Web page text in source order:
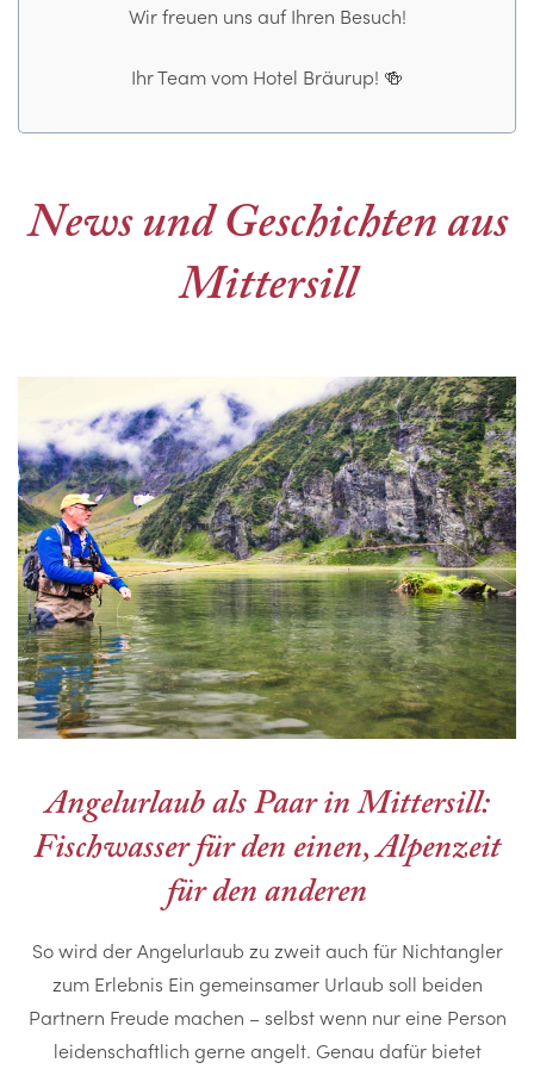
Wir freuen uns auf Ihren Besuch!
Ihr Team vom Hotel Bräurup! 🍻
News und Geschichten aus
Mittersill
Angelurlaub als Paar in Mittersill:
Fischwasser für den einen, Alpenzeit
für den anderen
So wird der Angelurlaub zu zweit auch für Nichtangler
zum Erlebnis Ein gemeinsamer Urlaub soll beiden
Partnern Freude machen – selbst wenn nur eine Person
leidenschaftlich gerne angelt. Genau dafür bietet